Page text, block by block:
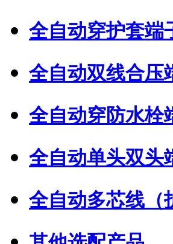
全自动穿护套端
全自动双线合压
全自动穿防水栓
全自动单头双头
全自动多芯线（